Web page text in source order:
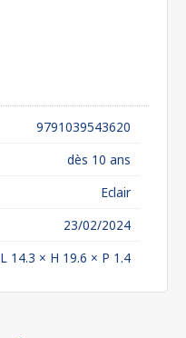
9791039543620
dès 10 ans
Eclair
23/02/2024
L 14.3 × H 19.6 × P 1.4